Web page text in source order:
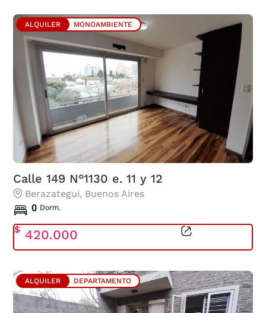
ALQUILER MONOAMBIENTE
Calle 149 N°1130 e. 11 y 12
Berazategui, Buenos Aires
0 Dorm.
$ 420.000
ALQUILER DEPARTAMENTO